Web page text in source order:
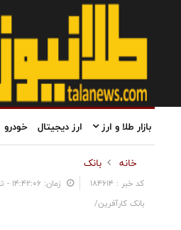
بازار طلا و ارز ارز دیجیتال خودرو
خانه بانک
کد خبر : 184614 زمان: ۱۴:۴۲:۰۶ - تاریخ: ۱۴۰۵/۰۳/۱۰
بانک کارآفرین/